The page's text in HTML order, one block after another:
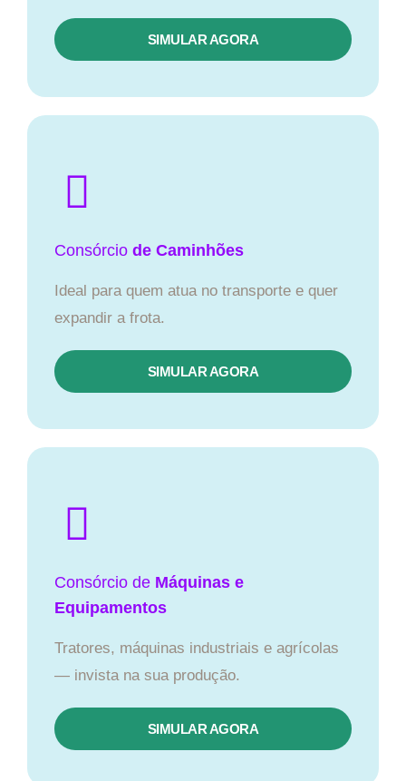
SIMULAR AGORA
Consórcio de Caminhões
Ideal para quem atua no transporte e quer
expandir a frota.
SIMULAR AGORA
Consórcio de Máquinas e
Equipamentos
Tratores, máquinas industriais e agrícolas
— invista na sua produção.
SIMULAR AGORA